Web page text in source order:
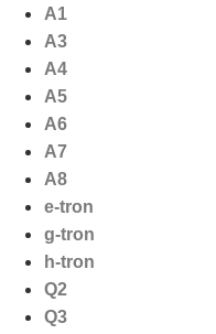
naar
inhoud
A1
A3
A4
A5
A6
A7
A8
e-tron
g-tron
h-tron
Q2
Q3